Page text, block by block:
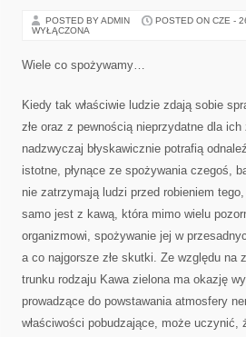
POSTED BY ADMIN POSTED ON CZE -
WYŁĄCZONA
Wiele co spożywamy…
Kiedy tak właściwie ludzie zdają sobie
złe oraz z pewnością nieprzydatne dla
nadzwyczaj błyskawicznie potrafią
istotne, płynące ze spożywania czegoś,
nie zatrzymają ludzi przed robieniem
samo jest z kawą, która mimo wielu
organizmowi, spożywanie jej w
a co najgorsze złe skutki. Ze względu na
trunku rodzaju Kawa zielona ma okazję
prowadzące do powstawania atmosfery
właściwości pobudzające, może